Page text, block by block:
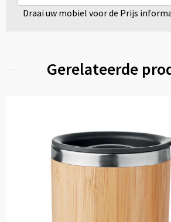
Draai uw mobiel voor de Prijs
Gerelateerde